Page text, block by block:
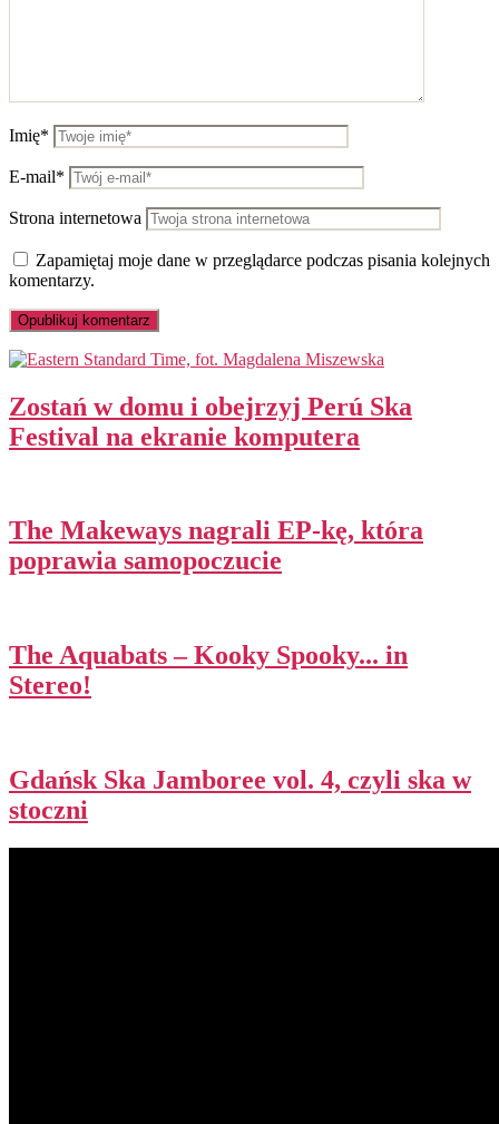
Imię*
E-mail*
Strona internetowa
Zapamiętaj moje dane w przeglądarce podczas pisania kolejnych
komentarzy.
Zostań w domu i obejrzyj Perú Ska
Festival na ekranie komputera
The Makeways nagrali EP-kę, która
poprawia samopoczucie
The Aquabats – Kooky Spooky​.​.​. in
Stereo!
Gdańsk Ska Jamboree vol. 4, czyli ska w
stoczni